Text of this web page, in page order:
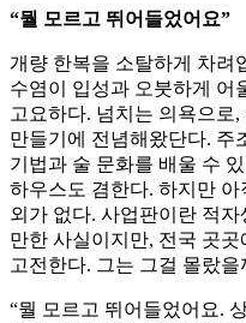
“뭘 모르고 뛰어들었어요”
개량 한복을 소탈하게 차려
수염이 입성과 오붓하게 어
고요하다. 넘치는 의욕으로
만들기에 전념해왔단다. 주
기법과 술 문화를 배울 수
하우스도 겸한다. 하지만
외가 없다. 사업판이란 적
만한 사실이지만, 전국 곳곳
고전한다. 그는 그걸 몰랐을
“뭘 모르고 뛰어들었어요.